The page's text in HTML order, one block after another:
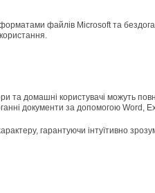
файлів Microsoft та
та домашні користувачі можуть
документи за допомогою Word,
гарантуючи інтуїтивно